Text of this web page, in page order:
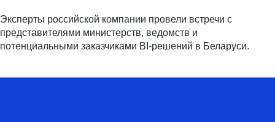
Эксперты российской компании провели встречи с
представителями министерств, ведомств и
потенциальными заказчиками BI-решений в Беларуси.